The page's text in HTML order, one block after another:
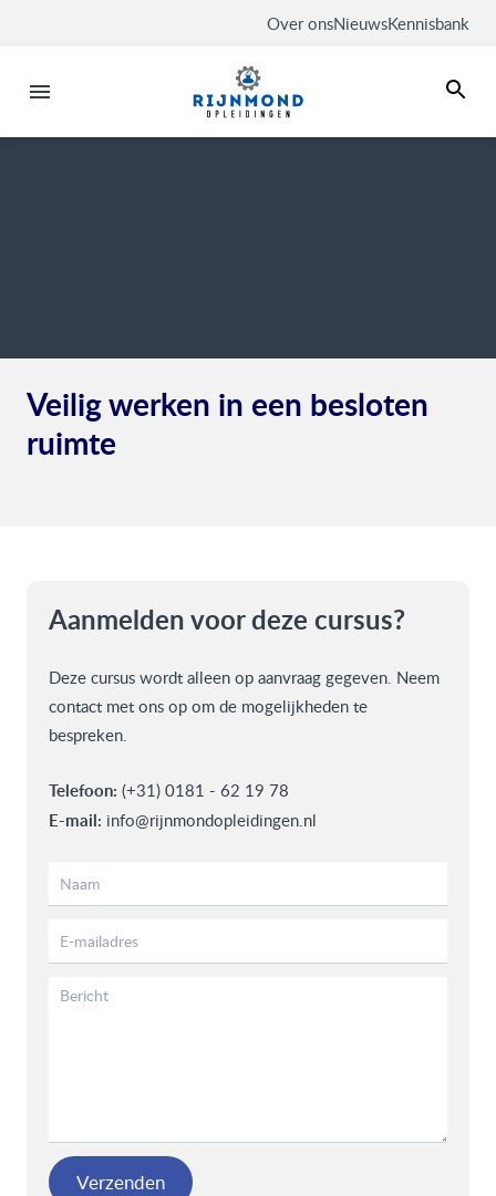
Over onsNieuwsKennisbank
Veilig werken in een besloten
ruimte
Aanmelden voor deze cursus?
Deze cursus wordt alleen op aanvraag gegeven. Neem
contact met ons op om de mogelijkheden te
bespreken.
Telefoon: (+31) 0181 - 62 19 78
E-mail: info@rijnmondopleidingen.nl
Verzenden